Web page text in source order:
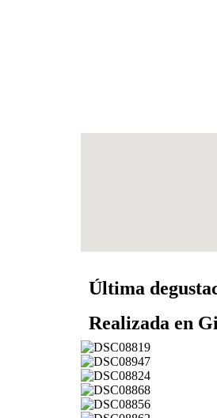
Última
Realizada en